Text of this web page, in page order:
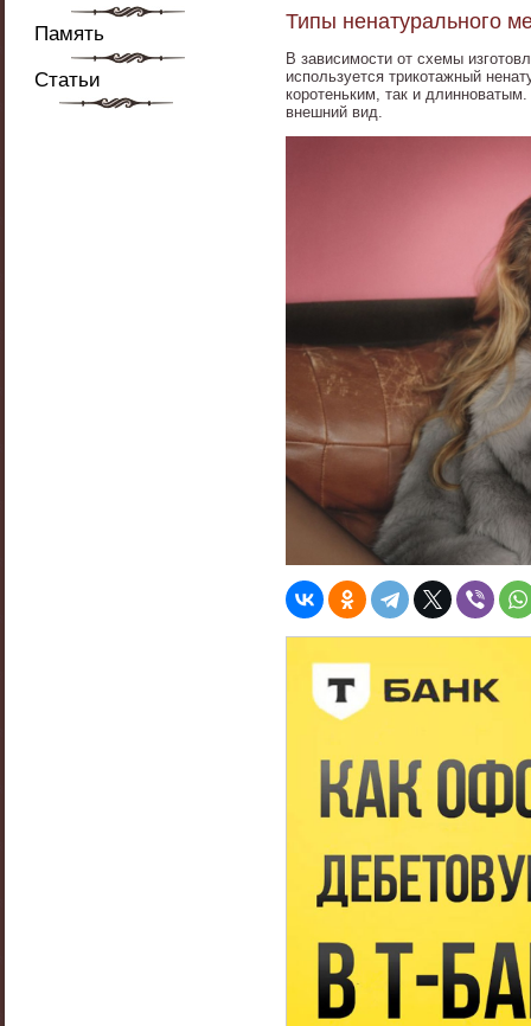
Память
Статьи
Типы ненатурального
В зависимости от схемы
используется трикотажный
коротеньким, так и
внешний вид.